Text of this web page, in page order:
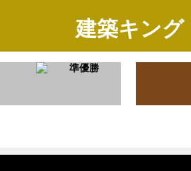
建築キング